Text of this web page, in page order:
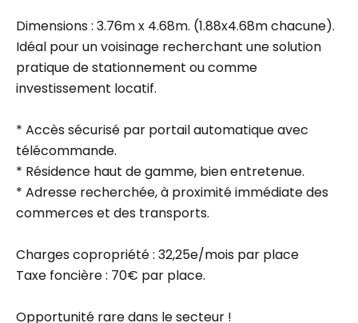
Dimensions : 3.76m x 4.68m. (1.88x4.68m chacune).
Idéal pour un voisinage recherchant une solution
pratique de stationnement ou comme
investissement locatif.
* Accès sécurisé par portail automatique avec
télécommande.
* Résidence haut de gamme, bien entretenue.
* Adresse recherchée, à proximité immédiate des
commerces et des transports.
Charges copropriété : 32,25e/mois par place
Taxe foncière : 70€ par place.
Opportunité rare dans le secteur !